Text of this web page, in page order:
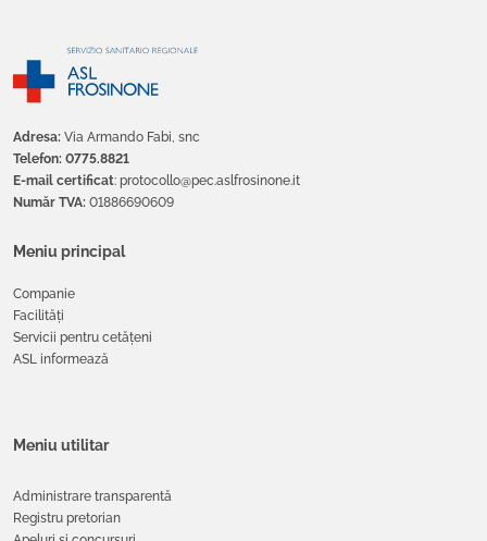
Adresa: Via Armando Fabi, snc
Telefon: 0775.8821
E-mail certificat: protocollo@pec.aslfrosinone.it
Număr TVA: 01886690609
Meniu principal
Companie
Facilități
Servicii pentru cetățeni
ASL informează
Meniu utilitar
Administrare transparentă
Registru pretorian